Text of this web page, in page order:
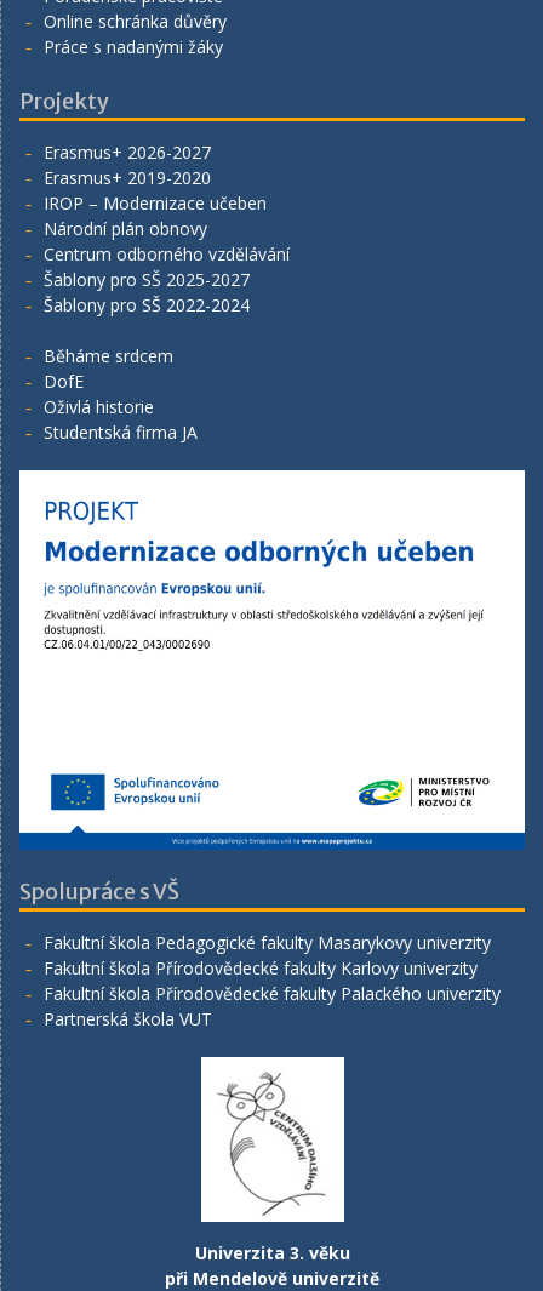
Online schránka důvěry
Práce s nadanými žáky
Projekty
Erasmus+ 2026-2027
Erasmus+ 2019-2020
IROP – Modernizace učeben
Národní plán obnovy
Centrum odborného vzdělávání
Šablony pro SŠ 2025-2027
Šablony pro SŠ 2022-2024
Běháme srdcem
DofE
Oživlá historie
Studentská firma JA
Spolupráce s VŠ
Fakultní škola Pedagogické fakulty Masarykovy univerzity
Fakultní škola Přírodovědecké fakulty Karlovy univerzity
Fakultní škola Přírodovědecké fakulty Palackého univerzity
Partnerská škola VUT
Univerzita 3. věku
při Mendelově univerzitě